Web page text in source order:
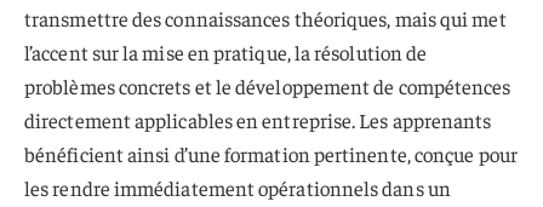
transmettre des connaissances théoriques, mais qui met
l’accent sur la mise en pratique, la résolution de
problèmes concrets et le développement de compétences
directement applicables en entreprise. Les apprenants
bénéficient ainsi d’une formation pertinente, conçue pour
les rendre immédiatement opérationnels dans un